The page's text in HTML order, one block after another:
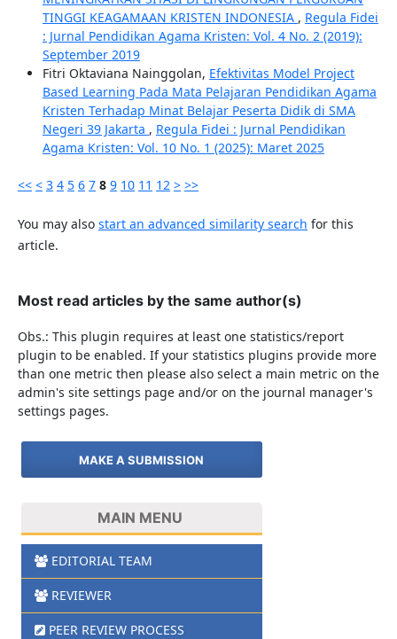
TINGGI KEAGAMAAN KRISTEN INDONESIA , Regula Fidei
: Jurnal Pendidikan Agama Kristen: Vol. 4 No. 2 (2019):
September 2019
Fitri Oktaviana Nainggolan, Efektivitas Model Project
Based Learning Pada Mata Pelajaran Pendidikan Agama
Kristen Terhadap Minat Belajar Peserta Didik di SMA
Negeri 39 Jakarta , Regula Fidei : Jurnal Pendidikan
Agama Kristen: Vol. 10 No. 1 (2025): Maret 2025
<< < 3 4 5 6 7 8 9 10 11 12 > >>
You may also start an advanced similarity search for this
article.
Most read articles by the same author(s)
Obs.: This plugin requires at least one statistics/report
plugin to be enabled. If your statistics plugins provide more
than one metric then please also select a main metric on the
admin's site settings page and/or on the journal manager's
settings pages.
MAKE A SUBMISSION
MAIN MENU
EDITORIAL TEAM
REVIEWER
PEER REVIEW PROCESS